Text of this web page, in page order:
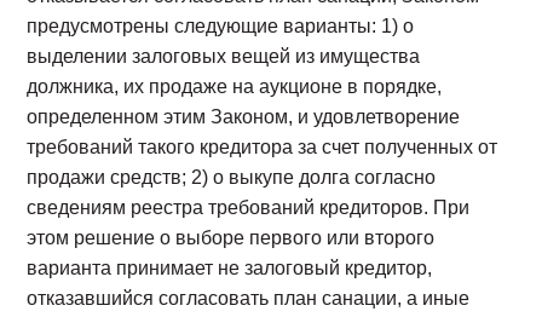
предусмотрены следующие варианты: 1) о
выделении залоговых вещей из имущества
должника, их продаже на аукционе в порядке,
определенном этим Законом, и удовлетворение
требований такого кредитора за счет полученных от
продажи средств; 2) о выкупе долга согласно
сведениям реестра требований кредиторов. При
этом решение о выборе первого или второго
варианта принимает не залоговый кредитор,
отказавшийся согласовать план санации, а иные